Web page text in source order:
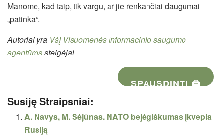
Manome, kad taip, tik vargu, ar jie renkančiai daugumai
„patinka“.
Autoriai yra VšĮ Visuomenės informacinio saugumo
agentūrossteigėjai
SPAUSDINTI 🖨
Susiję Straipsniai:
A. Navys, M. Sėjūnas. NATO bejėgiškumas įkvepia
Rusiją